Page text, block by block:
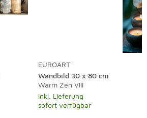
EUROART
Wandbild 30 x 80 cm
Warm Zen VIII
inkl. Lieferung
sofort verfügbar